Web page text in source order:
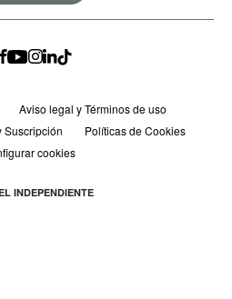
Aviso legal y Términos de uso
Suscripción
Políticas de Cookies
cookies
INDEPENDIENTE